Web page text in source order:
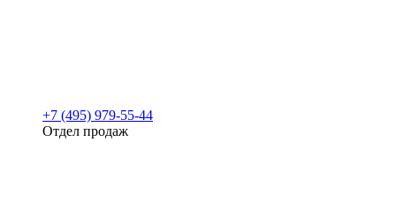
+7 (495) 979-55-44
Отдел продаж